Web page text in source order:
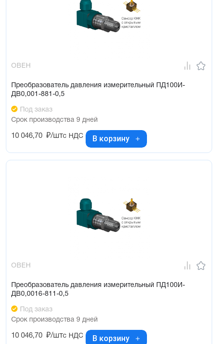
ОВЕН
Преобразователь давления измерительный ПД100И-
ДВ0,001-881-0,5
Под заказ
Срок производства 9 дней
10 046,70 ₽/штс НДС В корзину
ОВЕН
Преобразователь давления измерительный ПД100И-
ДВ0,0016-811-0,5
Под заказ
Срок производства 9 дней
10 046,70 ₽/штс НДС В корзину